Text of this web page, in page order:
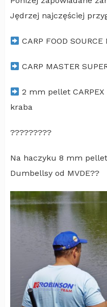
Jędrzej najczęściej
CARP FOOD SOURCE
CARP MASTER
2 mm pellet CARPEX
kraba
?????????
Na haczyku 8 mm
Dumbellsy od MVDE??